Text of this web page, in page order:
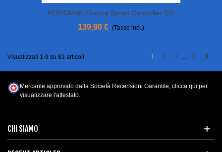
HOODMAN Cintura Smart Controller DJI
139,90 € (Tasse incl.)
Visualizzati 1-9 su 81 articoli 1 2 3 9
CHI SIAMO
Mercante approvato dalla Società Recensioni Garantite, clicca qui per
visualizzare l'attestato.